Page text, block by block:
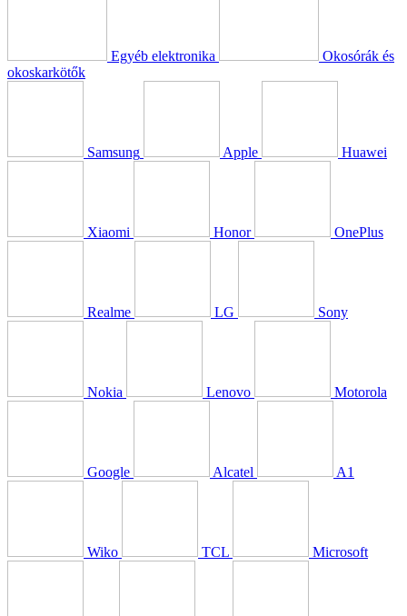
Egyéb elektronika
Okosórák és
okoskarkötők
Samsung Apple Huawei
Xiaomi Honor OnePlus
Realme LG Sony
Nokia Lenovo Motorola
Google Alcatel A1
Wiko TCL Microsoft